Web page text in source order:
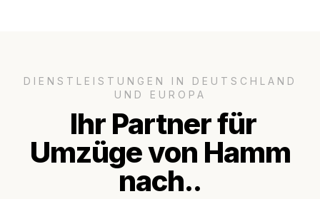
DIENSTLEISTUNGEN IN DEUTSCHLAND
UND EUROPA
Ihr Partner für
Umzüge von Hamm
nach..